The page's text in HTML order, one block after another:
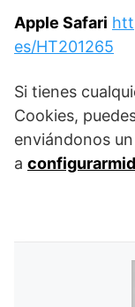
Apple Safari
es/HT201265
Si tienes
Cookies,
enviándonos
a